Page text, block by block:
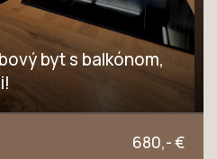
byt s balkónom,
680,- €